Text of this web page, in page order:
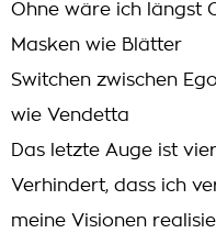
Ohne wäre ich längst
Masken wie Blätter
Switchen zwischen
wie Vendetta
Das letzte Auge ist vier
Verhindert, dass ich
meine Visionen